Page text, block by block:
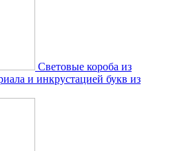
Световые короба из
и инкрустацией букв из